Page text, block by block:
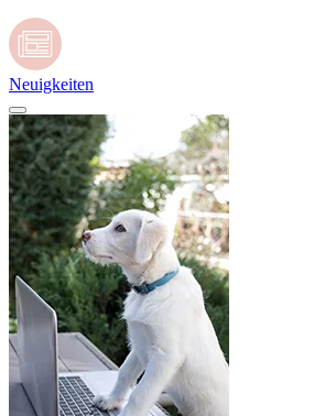
Neuigkeiten